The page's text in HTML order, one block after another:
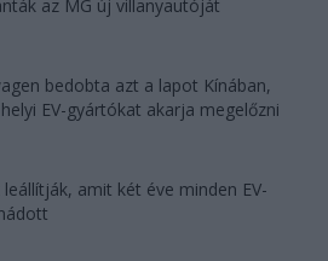
az MG új villanyautóját
bedobta azt a lapot Kínában,
EV-gyártókat akarja megelőzni
leállítják, amit két éve minden EV-